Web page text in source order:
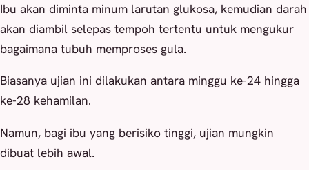
Ibu akan diminta minum larutan glukosa, kemudian darah
akan diambil selepas tempoh tertentu untuk mengukur
bagaimana tubuh memproses gula.
Biasanya ujian ini dilakukan antara minggu ke-24 hingga
ke-28 kehamilan.
Namun, bagi ibu yang berisiko tinggi, ujian mungkin
dibuat lebih awal.